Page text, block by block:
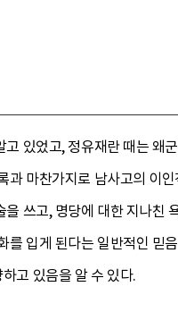
있었고, 정유재란 때는 왜
마찬가지로 남사고의 이
쓰고, 명당에 대한 지나친
입게 된다는 일반적인 믿
고 있음을 알 수 있다.